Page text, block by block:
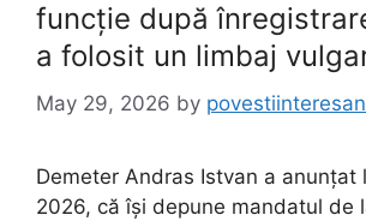
funcție după
a folosit un limbaj
May 29, 2026 by
Demeter Andras Istvan a anunțat
2026, că își depune mandatul de